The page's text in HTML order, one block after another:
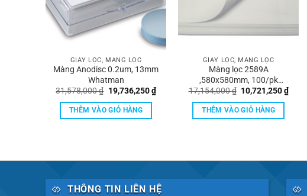
GIẤY LỌC, MÀNG LỌC
Màng Anodisc 0.2um, 13mm
Whatman
31,578,000₫ Giá
là:
31,578,000 ₫.
19,736,250₫Giá
hiện
THÊM VÀO GIỎ HÀNG
GIẤY LỌC, MÀNG LỌC
Màng lọc 2589A
,580x580mm, 100/pk
Whatman
17,154,000₫ Giá
là:
17,154,000 ₫.
10,721,250₫Giá
hiện
THÊM VÀO GIỎ HÀNG
THÔNG TIN LIÊN HỆ